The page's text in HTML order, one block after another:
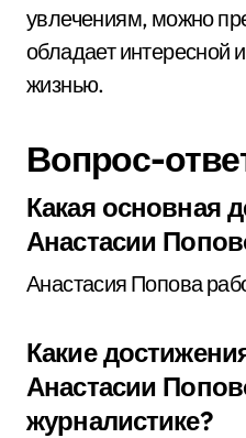
увлечениям, можно
обладает интересной
жизнью.
Вопрос-
Какая основная
Анастасии
Анастасия Попова
Какие
Анастасии
журналистике?